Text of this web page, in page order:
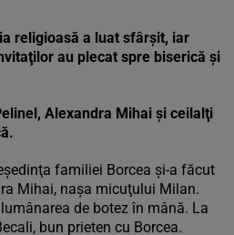
religioasă a luat sfârşit, iar
au plecat spre biserică şi
Alexandra Mihai şi ceilalţi
familiei Borcea şi-a făcut
Mihai, naşa micuţului Milan.
de botez în mână. La
bun prieten cu Borcea.